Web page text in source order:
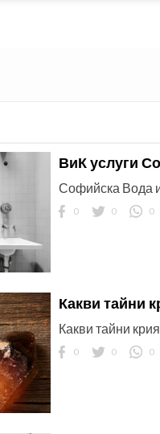
ВиК услуги
Софийска Вода
0 0 0
Какви тайни
Какви тайни
0 0 0